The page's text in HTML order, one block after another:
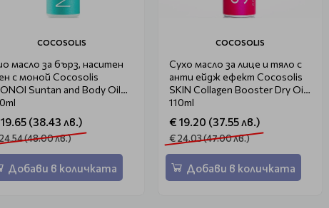
COCOSOLIS
масло за бърз, наситен
с моной Cocosolis
Suntan and Body Oil
(38.43 лв.)
(48.00 лв.)
Добави в количката
COCOSOLIS
Сухо масло за лице и тяло с
анти ейдж ефект Cocosolis
SKIN Collagen Booster Dry Oil
110ml
€ 19.20 (37.55 лв.)
€ 24.03 (47.00 лв.)
Добави в количката